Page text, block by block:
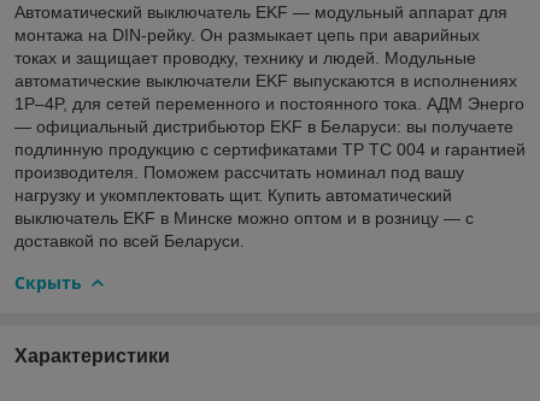
Автоматический выключатель EKF — модульный аппарат для
монтажа на DIN-рейку. Он размыкает цепь при аварийных
токах и защищает проводку, технику и людей. Модульные
автоматические выключатели EKF выпускаются в исполнениях
1P–4P, для сетей переменного и постоянного тока. АДМ Энерго
— официальный дистрибьютор EKF в Беларуси: вы получаете
подлинную продукцию с сертификатами ТР ТС 004 и гарантией
производителя. Поможем рассчитать номинал под вашу
нагрузку и укомплектовать щит. Купить автоматический
выключатель EKF в Минске можно оптом и в розницу — с
доставкой по всей Беларуси.
Скрыть
Характеристики